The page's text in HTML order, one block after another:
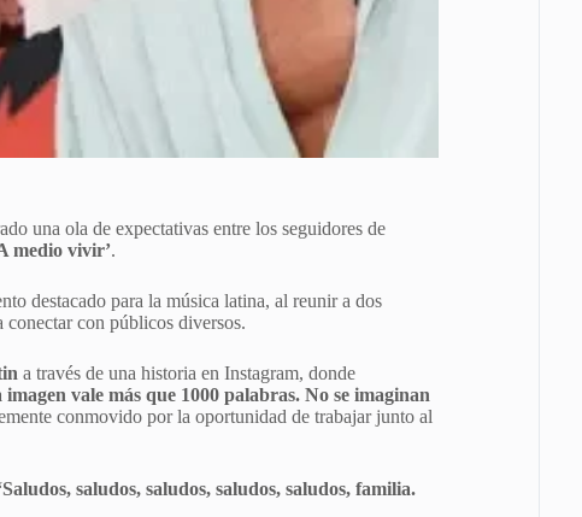
una ola de expectativas entre los seguidores de
medio vivir’.
destacado para la música latina, al reunir a dos
conectar con públicos diversos.
a través de una historia en Instagram, donde
vale más que 1000 palabras. No se imaginan
conmovido por la oportunidad de trabajar junto al
saludos, saludos, saludos, saludos, familia.